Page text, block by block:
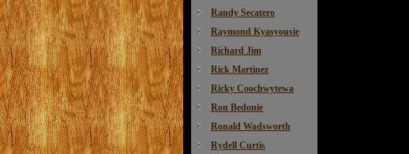
Randy Secatero
Raymond Kyasyousie
Richard Jim
Rick Martinez
Ricky Coochwytewa
Ron Bedonie
Ronald Wadsworth
Rydell Curtis